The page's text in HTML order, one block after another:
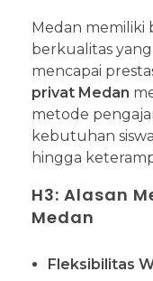
Medan memiliki
berkualitas
mencapai
privat Medan
metode
kebutuhan
hingga
H3: Alasan
Medan
Fleksibilitas